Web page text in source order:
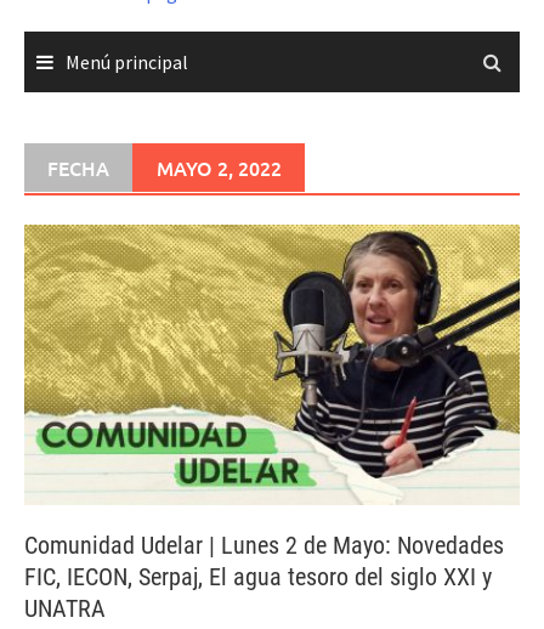
Menú principal
FECHA MAYO 2, 2022
Comunidad Udelar | Lunes 2 de Mayo: Novedades
FIC, IECON, Serpaj, El agua tesoro del siglo XXI y
UNATRA